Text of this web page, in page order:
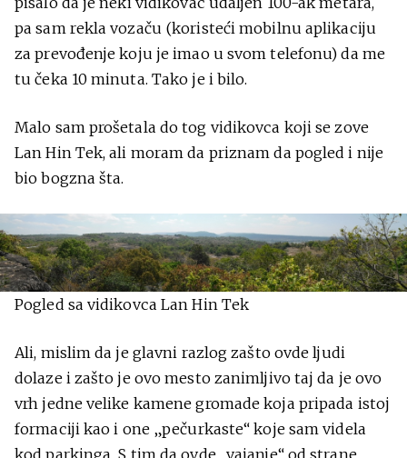
pa sam rekla vozaču (koristeći mobilnu aplikaciju
za prevođenje koju je imao u svom telefonu) da me
tu čeka 10 minuta. Tako je i bilo.
Malo sam prošetala do tog vidikovca koji se zove
Lan Hin Tek, ali moram da priznam da pogled i nije
bio bogzna šta.
Pogled sa vidikovca Lan Hin Tek
Ali, mislim da je glavni razlog zašto ovde ljudi
dolaze i zašto je ovo mesto zanimljivo taj da je ovo
vrh jedne velike kamene gromade koja pripada istoj
formaciji kao i one „pečurkaste“ koje sam videla
kod parkinga. S tim da ovde „vajanje“ od strane